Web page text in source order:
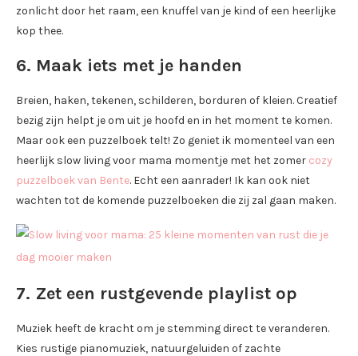
zonlicht door het raam, een knuffel van je kind of een heerlijke
kop thee.
6. Maak iets met je handen
Breien, haken, tekenen, schilderen, borduren of kleien. Creatief
bezig zijn helpt je om uit je hoofd en in het moment te komen.
Maar ook een puzzelboek telt! Zo geniet ik momenteel van een
heerlijk slow living voor mama momentje met het zomer cozy
puzzelboek van Bente. Echt een aanrader! Ik kan ook niet
wachten tot de komende puzzelboeken die zij zal gaan maken.
7. Zet een rustgevende playlist op
Muziek heeft de kracht om je stemming direct te veranderen.
Kies rustige pianomuziek, natuurgeluiden of zachte